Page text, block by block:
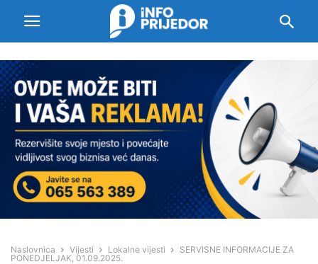
Naslovnica Vijesti Lokalne vijesti
SERVISNE INFORMACIJE ZA
PONEDJELJAK, 01.09.2025.